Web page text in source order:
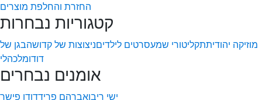
החזרת והחלפת מוצרים
קטגוריות נבחרות
מוזיקה יהודיתתקליטורי שמעסרטים לילדיםניצוצות של קדושהבגן של
דודומלכהלי
אומנים נבחרים
ישי ריבואברהם פרידדודו פישר